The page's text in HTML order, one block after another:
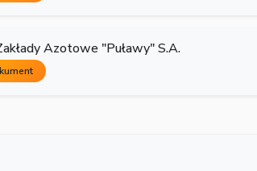
Azotowe "Puławy" S.A.